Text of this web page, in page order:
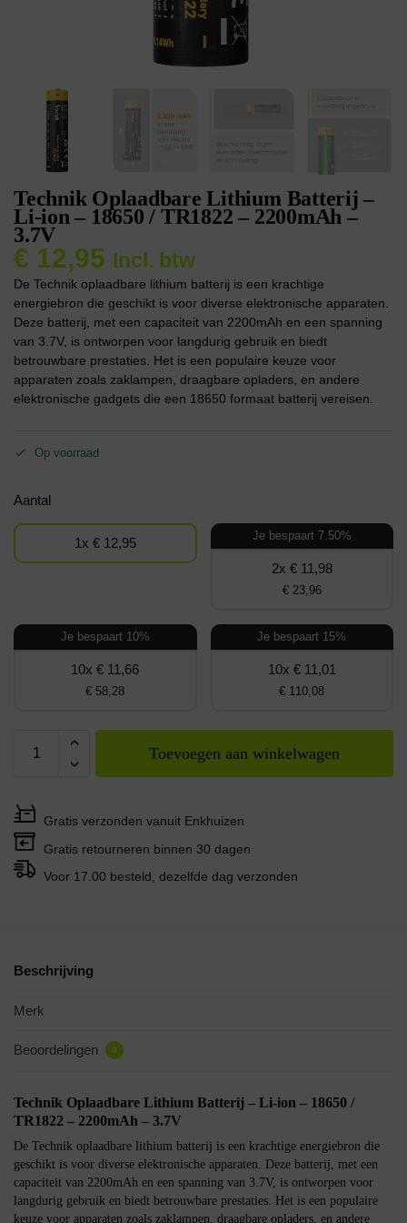
Technik Oplaadbare Lithium Batterij –
Li-ion – 18650 / TR1822 – 2200mAh –
3.7V
€ 12,95 Incl. btw
De Technik oplaadbare lithium batterij is een krachtige
energiebron die geschikt is voor diverse elektronische apparaten.
Deze batterij, met een capaciteit van 2200mAh en een spanning
van 3.7V, is ontworpen voor langdurig gebruik en biedt
betrouwbare prestaties. Het is een populaire keuze voor
apparaten zoals zaklampen, draagbare opladers, en andere
elektronische gadgets die een 18650 formaat batterij vereisen.
Op voorraad
Aantal
1x € 12,95 Je bespaart 7.50%
2x € 11,98
€ 23,96
Je bespaart 10%
10x € 11,66
€ 58,28
Je bespaart 15%
10x € 11,01
€ 110,08
Toevoegen aan winkelwagen
Gratis verzonden vanuit Enkhuizen
Gratis retourneren binnen 30 dagen
Voor 17.00 besteld, dezelfde dag verzonden
Beschrijving
Merk
Beoordelingen 0
Technik Oplaadbare Lithium Batterij – Li-ion – 18650 /
TR1822 – 2200mAh – 3.7V
De Technik oplaadbare lithium batterij is een krachtige energiebron die
geschikt is voor diverse elektronische apparaten. Deze batterij, met een
capaciteit van 2200mAh en een spanning van 3.7V, is ontworpen voor
langdurig gebruik en biedt betrouwbare prestaties. Het is een populaire
keuze voor apparaten zoals zaklampen, draagbare opladers, en andere